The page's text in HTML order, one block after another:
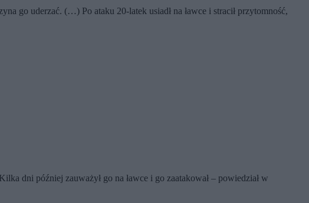
go uderzać. (…) Po ataku 20-latek usiadł na ławce i stracił przytomność,
dni później zauważył go na ławce i go zaatakował – powiedział w